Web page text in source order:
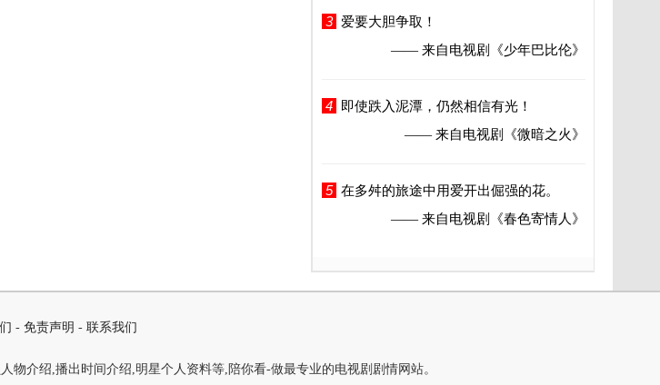
3
爱要大胆争取！
—— 来自电视剧
《少年巴比伦》
4
即使跌入泥潭，仍然相信有光！
—— 来自电视剧
《微暗之火》
5 在多舛的旅途中用爱开出倔强的花。
—— 来自电视剧
《春色寄情人》
- 免责声明 - 联系我们
物介绍,播出时间介绍,明星个人资料等,陪你看-做最专业的电视剧剧情网站。